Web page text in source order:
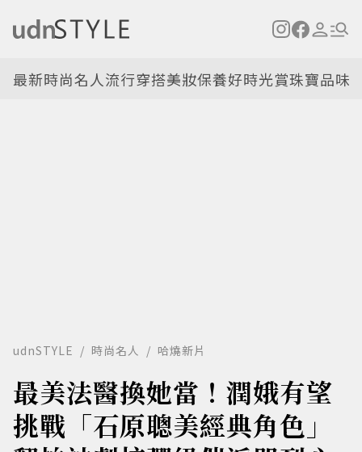
最新時尚名人流行穿搭美妝保養好時光賞珠寶品味
udnSTYLE 時尚名人 哈燒新片
最美法醫換她當！潤娥有望
挑戰「石原聰美經典角色」